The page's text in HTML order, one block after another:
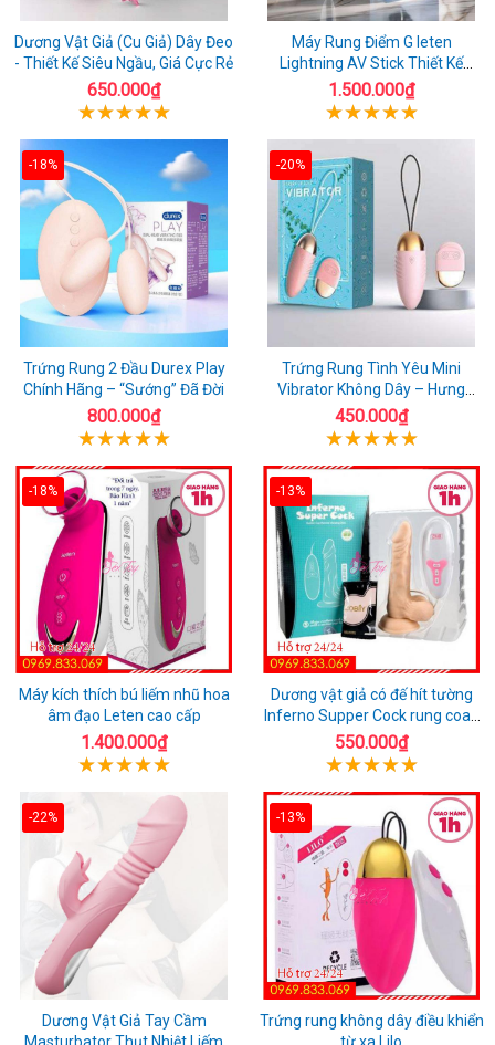
Dương Vật Giả (Cu Giả) Dây Đeo
- Thiết Kế Siêu Ngầu, Giá Cực Rẻ
650.000₫
Máy Rung Điểm G leten
Lightning AV Stick Thiết Kế
Thông Minh
1.500.000₫
-18%
Trứng Rung 2 Đầu Durex Play
Chính Hãng – “Sướng” Đã Đời
800.000₫
-20%
Trứng Rung Tình Yêu Mini
Vibrator Không Dây – Hưng
Phấn Mọi Nơi
450.000₫
-18%
Máy kích thích bú liếm nhũ hoa
âm đạo Leten cao cấp
1.400.000₫
-13%
Dương vật giả có đế hít tường
Inferno Supper Cock rung coay
7 chế độ
550.000₫
-22%
Dương Vật Giả Tay Cầm
Masturbator Thụt Nhiệt Liếm
-13%
Trứng rung không dây điều khiển
từ xa Lilo